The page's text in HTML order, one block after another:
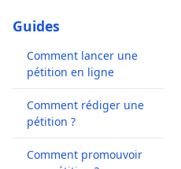
Guides
Comment lancer une
pétition en ligne
Comment rédiger une
pétition ?
Comment promouvoir